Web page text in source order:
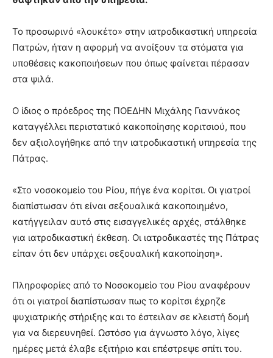
Το προσωρινό «λουκέτο» στην ιατροδικαστική υπηρεσία
Πατρών, ήταν η αφορμή να ανοίξουν τα στόματα για
υποθέσεις κακοποιήσεων που όπως φαίνεται πέρασαν
στα ψιλά.
Ο ίδιος ο πρόεδρος της ΠΟΕΔΗΝ Μιχάλης Γιαννάκος
καταγγέλλει περιστατικό κακοποίησης κοριτσιού, που
δεν αξιολογήθηκε από την ιατροδικαστική υπηρεσία της
Πάτρας.
«Στο νοσοκομείο του Ρίου, πήγε ένα κορίτσι. Οι γιατροί
διαπίστωσαν ότι είναι σεξουαλικά κακοποιημένο,
κατήγγειλαν αυτό στις εισαγγελικές αρχές, στάλθηκε
για ιατροδικαστική έκθεση. Οι ιατροδικαστές της Πάτρας
είπαν ότι δεν υπάρχει σεξουαλική κακοποίηση».
Πληροφορίες από το Νοσοκομείο του Ρίου αναφέρουν
ότι οι γιατροί διαπίστωσαν πως το κορίτσι έχρηζε
ψυχιατρικής στήριξης και το έστειλαν σε κλειστή δομή
για να διερευνηθεί. Ωστόσο για άγνωστο λόγο, λίγες
ημέρες μετά έλαβε εξιτήριο και επέστρεψε σπίτι του.